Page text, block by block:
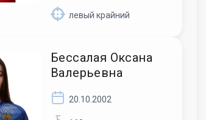
левый крайний
Бессалая Оксана
Валерьевна
20.10.2002